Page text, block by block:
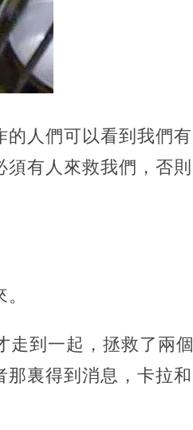
的人們可以看到我們有
有人來救我們，否則
走到一起，拯救了兩個
裏得到消息，卡拉和